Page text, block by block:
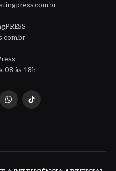
08 às 18h
WhatsAppTikTok